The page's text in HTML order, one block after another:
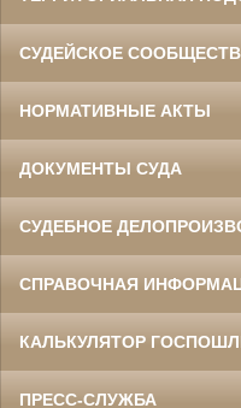
СУДЕЙСКОЕ
НОРМАТИВНЫЕ АКТЫ
ДОКУМЕНТЫ СУДА
СУДЕБНОЕ
СПРАВОЧНАЯ
КАЛЬКУЛЯТОР
ПРЕСС-СЛУЖБА